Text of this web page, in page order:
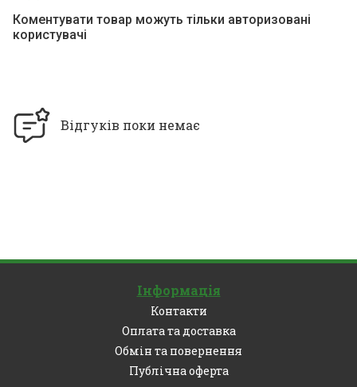
Коментувати товар можуть тільки авторизовані
користувачі
Відгуків поки немає
Інформація
Контакти
Оплата та доставка
Обмін та повернення
Публічна оферта